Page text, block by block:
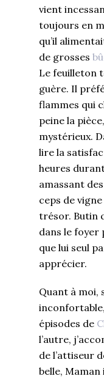
vient
toujours en
qu’il
de grosses
Le feuilleton
guère. Il
flammes qui
peine la
mystérieux.
lire la
heures
amassant
ceps de
trésor. Butin
dans le foyer
que lui seul
apprécier.
Quant à moi,
épisodes de
l’autre,
de l’attiseur
belle,